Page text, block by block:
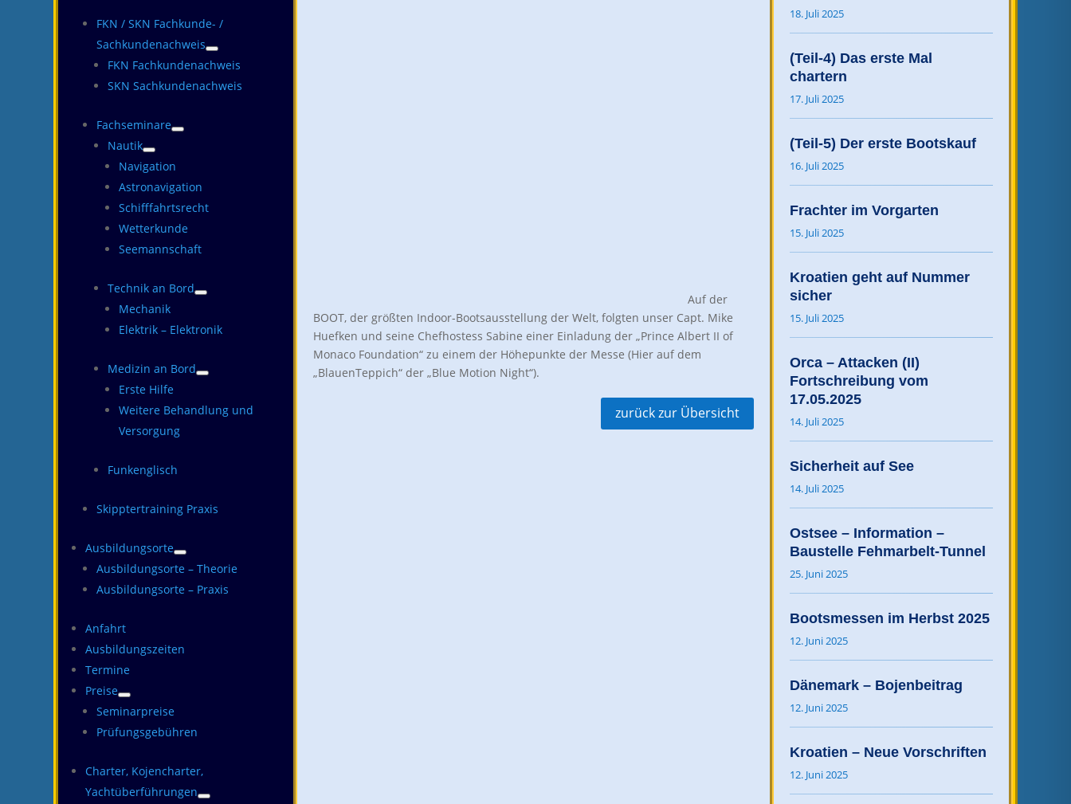
FKN / SKN Fachkunde- /
Sachkundenachweis
FKN Fachkundenachweis
SKN Sachkundenachweis
Fachseminare
Nautik
Navigation
Astronavigation
Schifffahrtsrecht
Wetterkunde
Seemannschaft
Technik an Bord
Mechanik
Elektrik – Elektronik
Medizin an Bord
Erste Hilfe
Weitere Behandlung und
Versorgung
Funkenglisch
Skipptertraining Praxis
Ausbildungsorte
Ausbildungsorte – Theorie
Ausbildungsorte – Praxis
Anfahrt
Ausbildungszeiten
Termine
Preise
Seminarpreise
Prüfungsgebühren
Charter, Kojencharter,
Yachtüberführungen
Auf der
BOOT, der größten Indoor-Bootsausstellung der Welt, folgten unser Capt. Mike
Huefken und seine Chefhostess Sabine einer Einladung der „Prince Albert II of
Monaco Foundation“ zu einem der Höhepunkte der Messe (Hier auf dem
„BlauenTeppich“ der „Blue Motion Night“).
zurück zur Übersicht
18. Juli 2025
(Teil-4) Das erste Mal
chartern
17. Juli 2025
(Teil-5) Der erste Bootskauf
16. Juli 2025
Frachter im Vorgarten
15. Juli 2025
Kroatien geht auf Nummer
sicher
15. Juli 2025
Orca – Attacken (II)
Fortschreibung vom
17.05.2025
14. Juli 2025
Sicherheit auf See
14. Juli 2025
Ostsee – Information –
Baustelle Fehmarbelt-Tunnel
25. Juni 2025
Bootsmessen im Herbst 2025
12. Juni 2025
Dänemark – Bojenbeitrag
12. Juni 2025
Kroatien – Neue Vorschriften
12. Juni 2025